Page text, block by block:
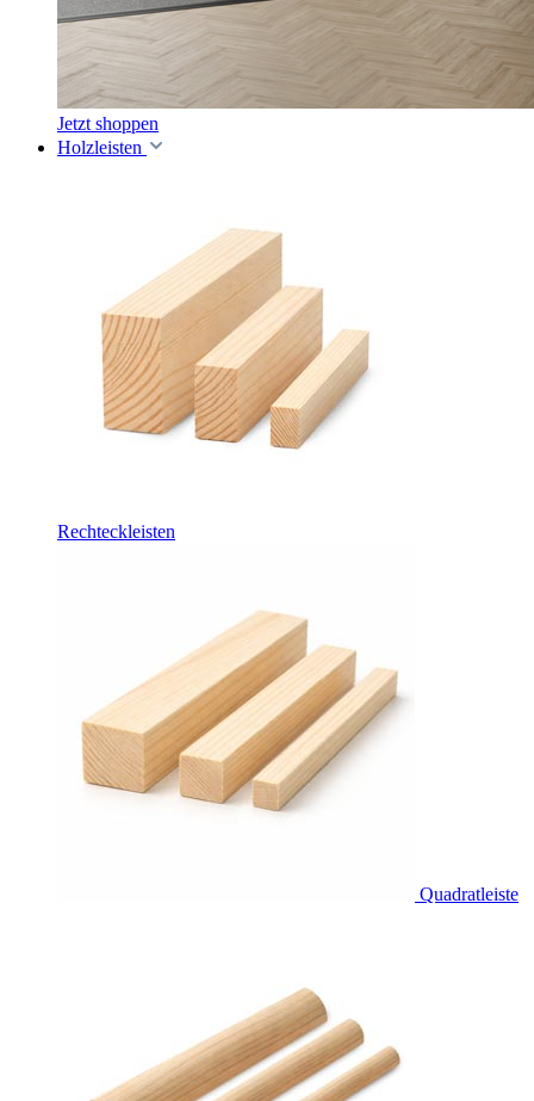
Jetzt shoppen
Holzleisten
Rechteckleisten
Quadratleiste